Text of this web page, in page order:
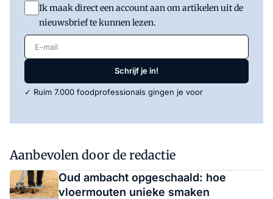
Ik maak direct een account aan om artikelen uit de
nieuwsbrief te kunnen lezen.
E-mail
Schrijf je in!
✓ Ruim 7.000 foodprofessionals gingen je voor
Aanbevolen door de redactie
Oud ambacht opgeschaald: hoe
vloermouten unieke smaken